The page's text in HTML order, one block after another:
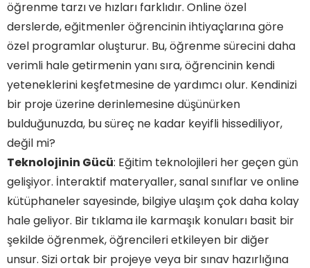
öğrenme tarzı ve hızları farklıdır. Online özel
derslerde, eğitmenler öğrencinin ihtiyaçlarına göre
özel programlar oluşturur. Bu, öğrenme sürecini daha
verimli hale getirmenin yanı sıra, öğrencinin kendi
yeteneklerini keşfetmesine de yardımcı olur. Kendinizi
bir proje üzerine derinlemesine düşünürken
bulduğunuzda, bu süreç ne kadar keyifli hissediliyor,
değil mi?
Teknolojinin Gücü: Eğitim teknolojileri her geçen gün
gelişiyor. İnteraktif materyaller, sanal sınıflar ve online
kütüphaneler sayesinde, bilgiye ulaşım çok daha kolay
hale geliyor. Bir tıklama ile karmaşık konuları basit bir
şekilde öğrenmek, öğrencileri etkileyen bir diğer
unsur. Sizi ortak bir projeye veya bir sınav hazırlığına
Hangi Öğretmenlerle Online Özel Ders
Yapabilirim?
Online Özel Ders Fiyatları Nasıldır?